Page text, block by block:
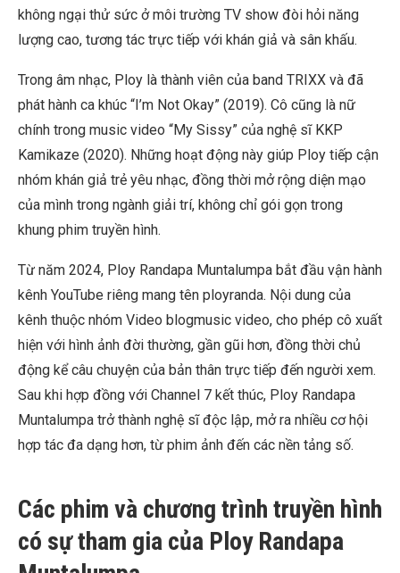
không ngại thử sức ở môi trường TV show đòi hỏi năng
lượng cao, tương tác trực tiếp với khán giả và sân khấu.
Trong âm nhạc, Ploy là thành viên của band TRIXX và đã
phát hành ca khúc “I’m Not Okay” (2019). Cô cũng là nữ
chính trong music video “My Sissy” của nghệ sĩ KKP
Kamikaze (2020). Những hoạt động này giúp Ploy tiếp cận
nhóm khán giả trẻ yêu nhạc, đồng thời mở rộng diện mạo
của mình trong ngành giải trí, không chỉ gói gọn trong
khung phim truyền hình.
Từ năm 2024, Ploy Randapa Muntalumpa bắt đầu vận hành
kênh YouTube riêng mang tên ployranda. Nội dung của
kênh thuộc nhóm Video blogmusic video, cho phép cô xuất
hiện với hình ảnh đời thường, gần gũi hơn, đồng thời chủ
động kể câu chuyện của bản thân trực tiếp đến người xem.
Sau khi hợp đồng với Channel 7 kết thúc, Ploy Randapa
Muntalumpa trở thành nghệ sĩ độc lập, mở ra nhiều cơ hội
hợp tác đa dạng hơn, từ phim ảnh đến các nền tảng số.
Các phim và chương trình truyền hình
có sự tham gia của Ploy Randapa